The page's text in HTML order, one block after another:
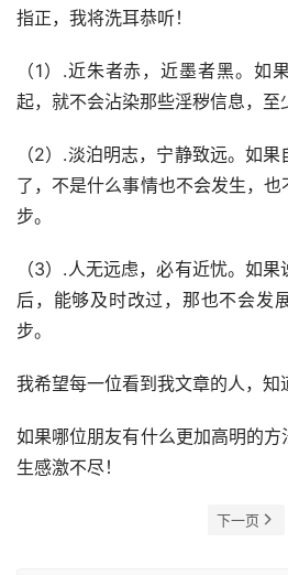
指正，我将洗耳恭听！
（1）.近朱者赤，近墨者黑。如
起，就不会沾染那些淫秽信息，至
（2）.淡泊明志，宁静致远。如
了，不是什么事情也不会发生，
步。
（3）.人无远虑，必有近忧。如
后，能够及时改过，那也不会发
步。
我希望每一位看到我文章的人，知
如果哪位朋友有什么更加高明的
生感激不尽！
下一页